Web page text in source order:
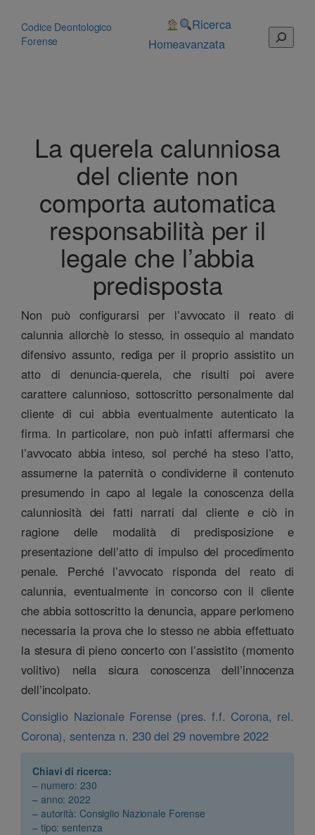
contenuto
Codice Deontologico
Forense
Home
Ricerca
avanzata
Cerca
La querela calunniosa
del cliente non
comporta automatica
responsabilità per il
legale che l’abbia
predisposta
Non può configurarsi per l’avvocato il reato di
calunnia allorchè lo stesso, in ossequio al mandato
difensivo assunto, rediga per il proprio assistito un
atto di denuncia-querela, che risulti poi avere
carattere calunnioso, sottoscritto personalmente dal
cliente di cui abbia eventualmente autenticato la
firma. In particolare, non può infatti affermarsi che
l’avvocato abbia inteso, sol perché ha steso l’atto,
assumerne la paternità o condividerne il contenuto
presumendo in capo al legale la conoscenza della
calunniosità dei fatti narrati dal cliente e ciò in
ragione delle modalità di predisposizione e
presentazione dell’atto di impulso del procedimento
penale. Perché l’avvocato risponda del reato di
calunnia, eventualmente in concorso con il cliente
che abbia sottoscritto la denuncia, appare perlomeno
necessaria la prova che lo stesso ne abbia effettuato
la stesura di pieno concerto con l’assistito (momento
volitivo) nella sicura conoscenza dell’innocenza
dell’incolpato.
Consiglio Nazionale Forense (pres. f.f. Corona, rel.
Corona), sentenza n. 230 del 29 novembre 2022
Chiavi di ricerca:
– numero: 230
– anno: 2022
– autorità: Consiglio Nazionale Forense
– tipo: sentenza